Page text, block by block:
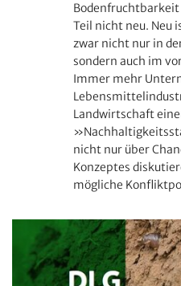
Teil nicht neu. Neu
zwar nicht nur in
sondern auch im
Immer mehr
Landwirtschaft
nicht nur über
Konzeptes
mögliche